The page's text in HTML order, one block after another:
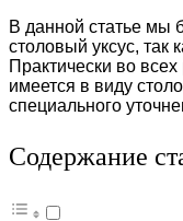
В данной статье мы
столовый уксус, так
Практически во
имеется в виду
специального
Содержание